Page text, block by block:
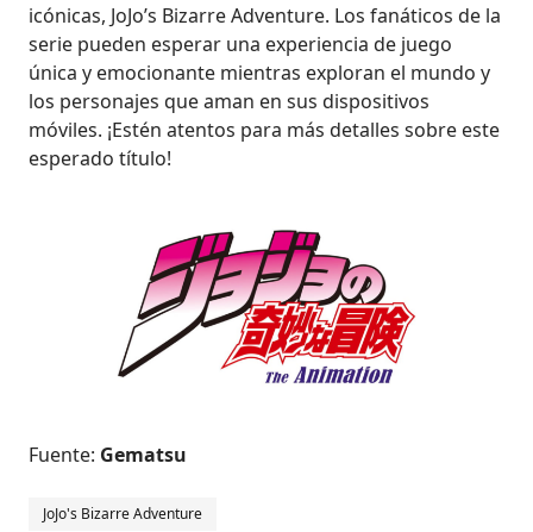
icónicas, JoJo’s Bizarre Adventure. Los fanáticos de la
serie pueden esperar una experiencia de juego
única y emocionante mientras exploran el mundo y
los personajes que aman en sus dispositivos
móviles. ¡Estén atentos para más detalles sobre este
esperado título!
Fuente: Gematsu
JoJo's Bizarre Adventure